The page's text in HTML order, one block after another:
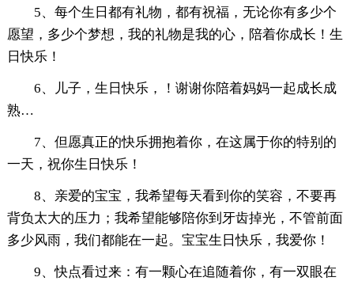
5、每个生日都有礼物，都有祝福，无论你有多少个
愿望，多少个梦想，我的礼物是我的心，陪着你成长！生
日快乐！
6、儿子，生日快乐，！谢谢你陪着妈妈一起成长成
熟…
7、但愿真正的快乐拥抱着你，在这属于你的特别的
一天，祝你生日快乐！
8、亲爱的宝宝，我希望每天看到你的笑容，不要再
背负太大的压力；我希望能够陪你到牙齿掉光，不管前面
多少风雨，我们都能在一起。宝宝生日快乐，我爱你！
9、快点看过来：有一颗心在追随着你，有一双眼在